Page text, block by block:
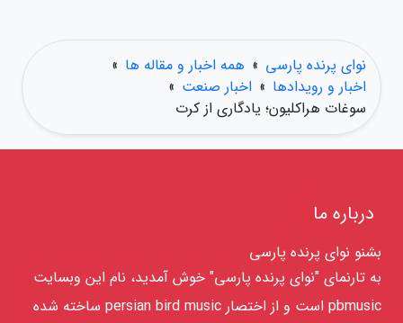
نوای پرنده پارسی » همه اخبار و مقاله ها »
اخبار و رویدادها » اخبار صنعت »
سوغات هراکلیون؛ یادگاری از کرت
درباره ما
بشنو نوای پرنده پارسی
به تارنمای "نوای پرنده پارسی" خوش آمدید، نام این وبسایت
pbmusic است و از اختصار persian bird music ساخته شده